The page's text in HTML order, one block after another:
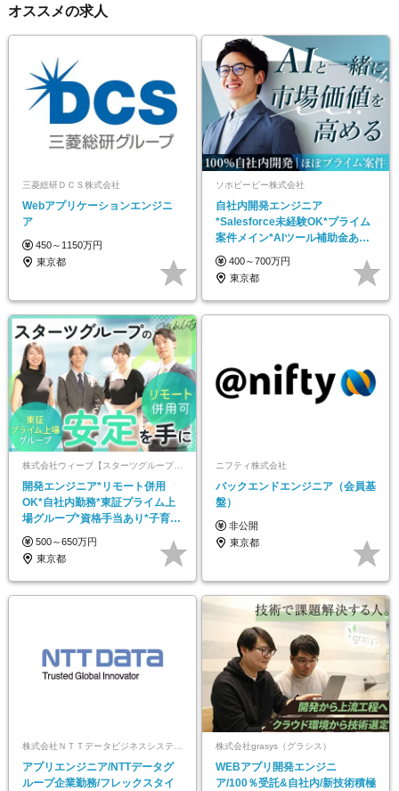
オススメの求人
三菱総研ＤＣＳ株式会社
Webアプリケーションエンジニ
ア
450～1150万円
東京都
ソホビービー株式会社
自社内開発エンジニア
*Salesforce未経験OK*プライム
案件メイン*AIツール補助金あり*
平均昇給率6％
400～700万円
東京都
株式会社ウィーブ【スターツグループ｜東証プライム上場グループ】
開発エンジニア*リモート併用
OK*自社内勤務*東証プライム上
場グループ*資格手当あり*子育て
サポート手当あり
500～650万円
東京都
ニフティ株式会社
バックエンドエンジニア（会員基
盤）
非公開
東京都
アプリエンジニア/NTTデータグ
ループ企業勤務/フレックスタイ
株式会社grasys（グラシス）
WEBアプリ開発エンジニ
ア/100％受託&自社内/新技術積極